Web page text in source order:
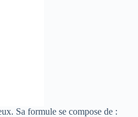
Sa formule se compose de :